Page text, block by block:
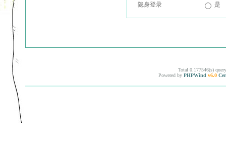
隐身登录 是
Total 0.177546(s)
Powered by PHPWind v6.0